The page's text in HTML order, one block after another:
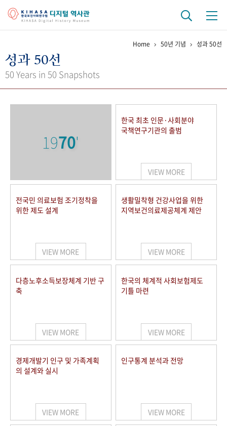
걸어온 길 기관 변천사
키워드로 보는 연구 역사
연구자들
사진 아카이브 문서 기록물 행정박물 영상 기록물
50+1 주년 기념
세계와 함께 한 KIHASA
VR 역사관
Home 50년 기념 성과 50선
성과 50선
50 Years in 50 Snapshots
1970'
한국 최초 인문·사회분야
국책연구기관의 출범
VIEW MORE
전국민 의료보험 조기정착을
위한 제도 설계
VIEW MORE
생활밀착형 건강사업을 위한
지역보건의료제공체계 제안
VIEW MORE
다층노후소득보장체계 기반 구
축
VIEW MORE
한국의 체계적 사회보험제도
기틀 마련
VIEW MORE
경제개발기 인구 및 가족계획
의 설계와 실시
VIEW MORE
인구통계 분석과 전망
VIEW MORE